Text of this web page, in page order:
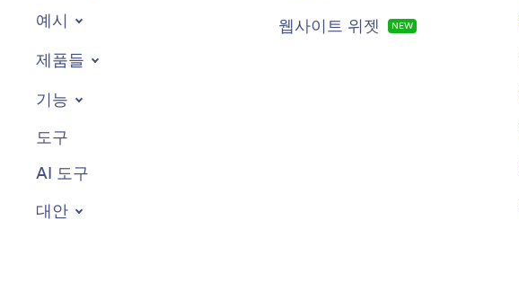
예시
제품들
기능
도구
AI 도구
대안
웹사이트 위젯
NEW